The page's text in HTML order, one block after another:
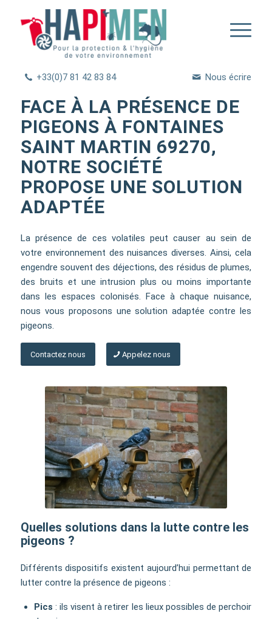
+33(0)7 81 42 83 84 Nous écrire
FACE À LA PRÉSENCE DE
PIGEONS À FONTAINES
SAINT MARTIN 69270,
NOTRE SOCIÉTÉ
PROPOSE UNE SOLUTION
ADAPTÉE
La présence de ces volatiles peut causer au sein de
votre environnement des nuisances diverses. Ainsi, cela
engendre souvent des déjections, des résidus de plumes,
des bruits et une intrusion plus ou moins importante
dans les espaces colonisés. Face à chaque nuisance,
nous vous proposons une solution adaptée contre les
pigeons.
Contactez nous Appelez nous
Quelles solutions dans la lutte contre les
pigeons ?
Différents dispositifs existent aujourd’hui permettant de
lutter contre la présence de pigeons :
Pics : ils visent à retirer les lieux possibles de perchoir